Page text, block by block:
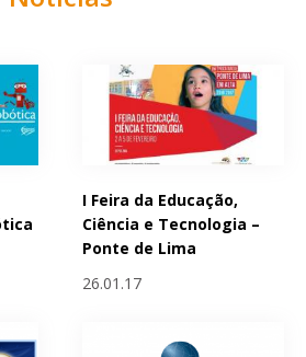
I Feira da Educação,
Ciência e Tecnologia –
Ponte de Lima
26.01.17